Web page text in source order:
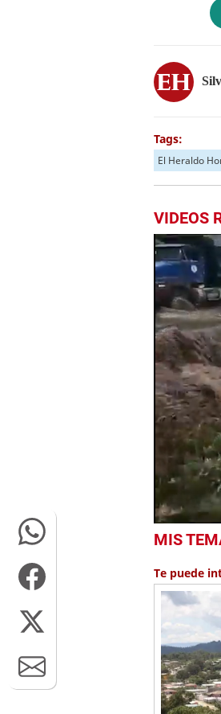
Tags:
El Heraldo
VIDEOS
seconds
39
seconds
0%
MIS
Te puede